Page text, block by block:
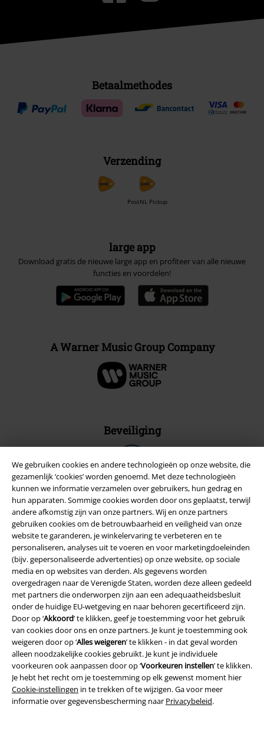
We gebruiken cookies en andere technologieën op onze website, die
gezamenlijk ‘cookies’ worden genoemd. Met deze technologieën
kunnen we informatie verzamelen over gebruikers, hun gedrag en
hun apparaten. Sommige cookies worden door ons geplaatst, terwijl
andere afkomstig zijn van onze partners. Wij en onze partners
gebruiken cookies om de betrouwbaarheid en veiligheid van onze
website te garanderen, je winkelervaring te verbeteren en te
personaliseren, analyses uit te voeren en voor marketingdoeleinden
(bijv. gepersonaliseerde advertenties) op onze website, op sociale
media en op websites van derden. Als gegevens worden
overgedragen naar de Verenigde Staten, worden deze alleen gedeeld
met partners die onderworpen zijn aan een adequaatheidsbesluit
onder de huidige EU-wetgeving en naar behoren gecertificeerd zijn.
Door op ‘Akkoord’ te klikken, geef je toestemming voor het gebruik
van cookies door ons en onze partners. Je kunt je toestemming ook
weigeren door op ‘Alles weigeren’ te klikken - in dat geval worden
alleen noodzakelijke cookies gebruikt. Je kunt je individuele
voorkeuren ook aanpassen door op ‘Voorkeuren instellen’ te klikken.
Je hebt het recht om je toestemming op elk gewenst moment hier
Cookie-instellingen in te trekken of te wijzigen. Ga voor meer
informatie over gegevensbescherming naar Privacybeleid.
Betaalmethodes
Verzending
PostNL Pickup
large app
Download gratis de nieuwe large app en profiteer van alle nieuwe
functies en voordelen!
A Warner Music Group Company
Beveiliging
Legal
Algemene Voorwaarden
Bedrijfsgegevens
Privacyverklaring
Verklaring van conformiteit